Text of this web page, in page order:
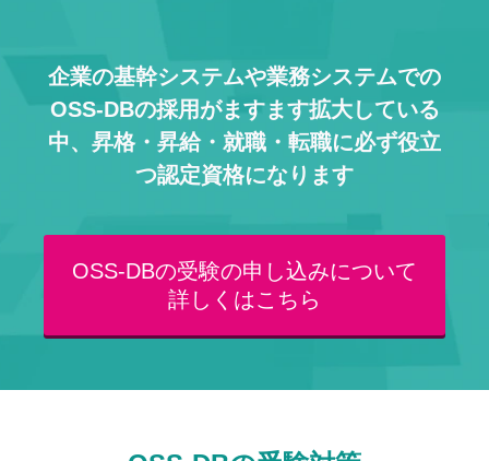
企業の基幹システムや業務システムでの
OSS-DBの採用がますます拡大している
中、 昇格・昇給・就職・転職に必ず役立
つ認定資格になります
OSS-DBの受験の申し込みについて
詳しくはこちら